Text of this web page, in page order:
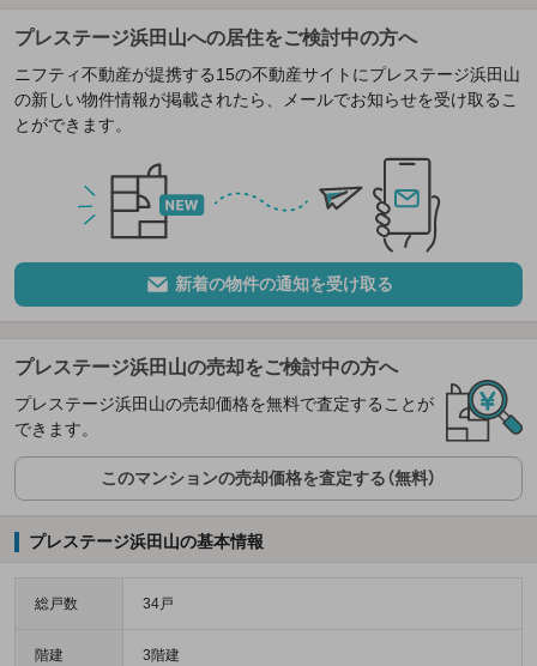
プレステージ浜田山への居住をご検討中の方へ
ニフティ不動産が提携する15の不動産サイトにプレステージ浜田山
の新しい物件情報が掲載されたら、メールでお知らせを受け取るこ
とができます。
新着の物件の通知を受け取る
プレステージ浜田山の売却をご検討中の方へ
プレステージ浜田山の売却価格を無料で査定することが
できます。
このマンションの売却価格を査定する（無料）
プレステージ浜田山の基本情報
総戸数 34戸
階建 3階建